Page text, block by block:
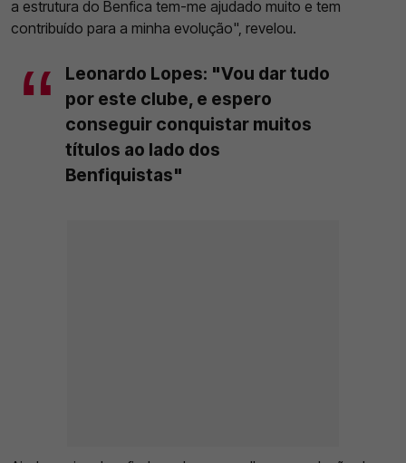
a estrutura do Benfica tem-me ajudado muito e tem
contribuído para a minha evolução", revelou.
Leonardo Lopes: "Vou dar tudo
por este clube, e espero
conseguir conquistar muitos
títulos ao lado dos
Benfiquistas"